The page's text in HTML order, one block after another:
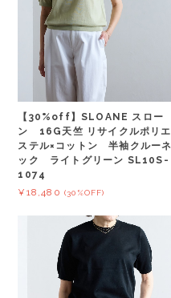
【30%off】SLOANE スロー
ン 16G天竺 リサイクルポリエ
ステル×コットン 半袖クルーネ
ック ライトグリーン SL10S-
1074
¥18,480 (30%OFF)